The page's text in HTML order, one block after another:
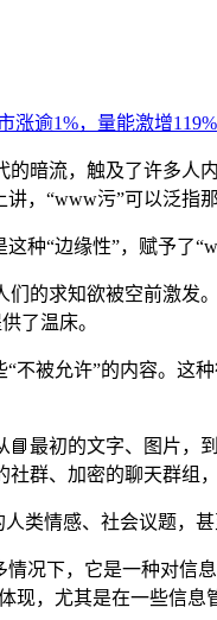
暗流，触及了许多
，“www污”可以泛指
种“边缘性”，赋予了
的求知欲被空前激
了温床。
被允许”的内容。
最初的文字、图片
群、加密的聊天群组
类情感、社会议题，
况下，它是一种对
，尤其是在一些信息